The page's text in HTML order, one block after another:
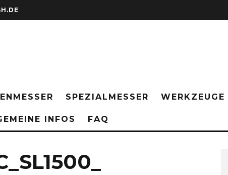
SPEZIALMESSER WERKZEUGE
INFOS FAQ